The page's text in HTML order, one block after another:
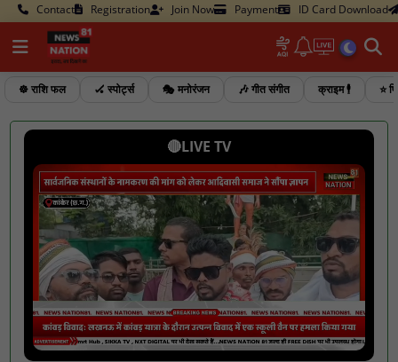
Contact Registration Join Now Payment ID Card Download
☸️ राशि फल 🏑 स्पोर्ट्स 🎭 मनोरंजन 🎶 गीत संगीत क्राइम 🕴️ ⭐
🔴LIVE TV